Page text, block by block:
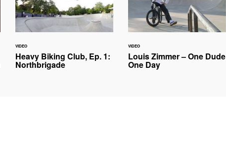
VIDEO
Heavy Biking Club, Ep. 1:
Northbrigade
VIDEO
Louis Zimmer – One Dude
One Day